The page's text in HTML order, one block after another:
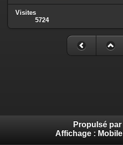
Visites
5724
Propulsé par
Affichage : Mobile